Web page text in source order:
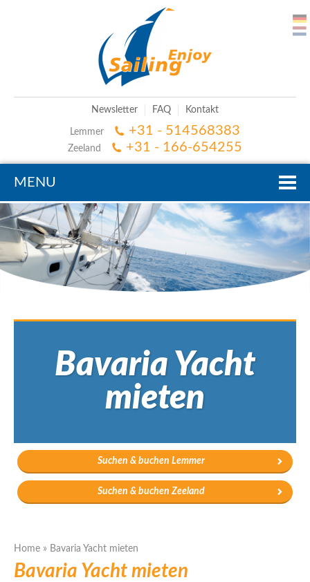
Newsletter FAQ Kontakt
Lemmer +31 - 514568383
Zeeland +31 - 166-654255
MENU
Bavaria Yacht
mieten
Suchen & buchen Lemmer
Suchen & buchen Zeeland
Home » Bavaria Yacht mieten
Bavaria Yacht mieten